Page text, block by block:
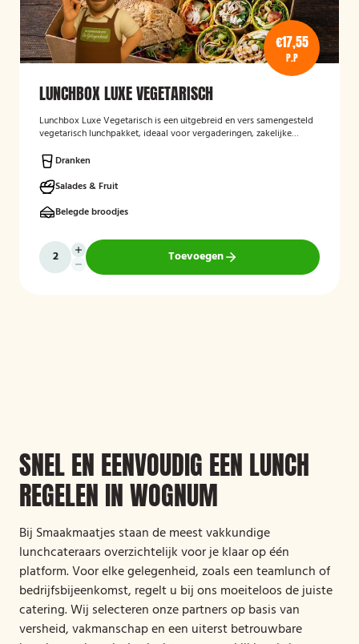
€17,55
P.P
LUNCHBOX LUXE VEGETARISCH
Lunchbox Luxe Vegetarisch is een uitgebreid en vers samengesteld
vegetarisch lunchpakket, ideaal voor vergaderingen, zakelijke
selectie van luxe broodjes, wraps en andere vegetarische
lekkernijen, zorgvuldig bereid met verse ingrediënten en
aantrekkelijk gepresenteerd. Ook kan rekening worden gehouden
met specifieke dieetwensen en allergieën.
Dranken
Salades & Fruit
Belegde broodjes
Toevoegen
SNEL EN EENVOUDIG EEN LUNCH
REGELEN IN WOGNUM
Bij Smaakmaatjes staan de meest vakkundige
lunchcateraars overzichtelijk voor je klaar op één
platform. Voor elke gelegenheid, zoals een teamlunch of
bedrijfsbijeenkomst, regelt u bij ons moeiteloos de juiste
catering. Wij selecteren onze partners op basis van
versheid, vakmanschap en een uiterst betrouwbare